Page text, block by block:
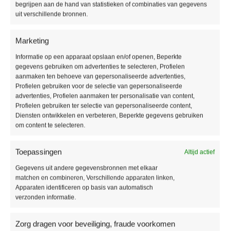
begrijpen aan de hand van statistieken of combinaties van gegevens
uit verschillende bronnen.
Marketing
Informatie op een apparaat opslaan en/of openen, Beperkte
gegevens gebruiken om advertenties te selecteren, Profielen
aanmaken ten behoeve van gepersonaliseerde advertenties,
Profielen gebruiken voor de selectie van gepersonaliseerde
advertenties, Profielen aanmaken ter personalisatie van content,
Profielen gebruiken ter selectie van gepersonaliseerde content,
Diensten ontwikkelen en verbeteren, Beperkte gegevens gebruiken
om content te selecteren.
Toepassingen Altijd actief
Gegevens uit andere gegevensbronnen met elkaar
matchen en combineren, Verschillende apparaten linken,
Apparaten identificeren op basis van automatisch
verzonden informatie.
Zorg dragen voor beveiliging, fraude voorkomen
Producteigenschappen
Pakinhoud:3,84 m2
Dikte:2,5 mm
Breedte:228 mm
Lengte:1524 mm
Gebruikersklasse:33
Toplaag:0,55 mm
Fabrieksgarantie:15 jaar
Type / style:Stroken
Aanvullende informatie
MERK